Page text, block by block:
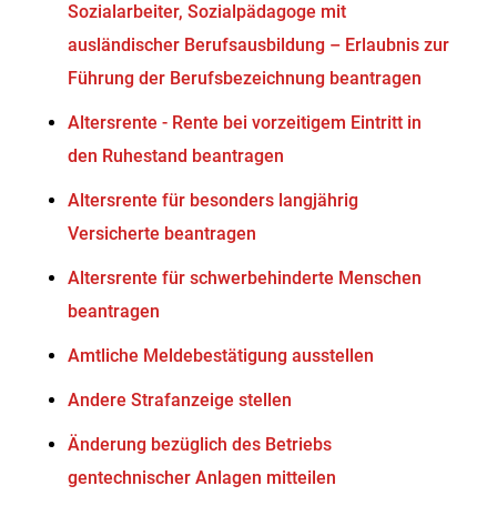
Sozialarbeiter, Sozialpädagoge mit
ausländischer Berufsausbildung – Erlaubnis zur
Führung der Berufsbezeichnung beantragen
Altersrente - Rente bei vorzeitigem Eintritt in
den Ruhestand beantragen
Altersrente für besonders langjährig
Versicherte beantragen
Altersrente für schwerbehinderte Menschen
beantragen
Amtliche Meldebestätigung ausstellen
Andere Strafanzeige stellen
Änderung bezüglich des Betriebs
gentechnischer Anlagen mitteilen